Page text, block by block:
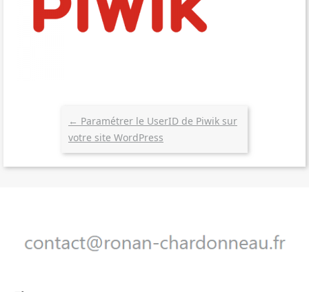
← Paramétrer le UserID de Piwik sur
votre site WordPress